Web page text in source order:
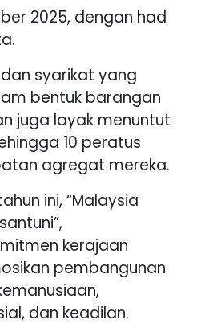
2025, dengan had
syarikat yang
bentuk barangan
juga layak menuntut
10 peratus
agregat mereka.
ini, “Malaysia
kerajaan
pembangunan
dan keadilan.